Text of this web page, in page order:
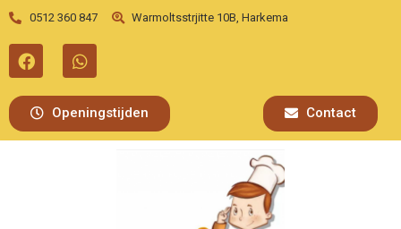
0512 360 847 Warmoltsstrjitte 10B, Harkema
Openingstijden Contact